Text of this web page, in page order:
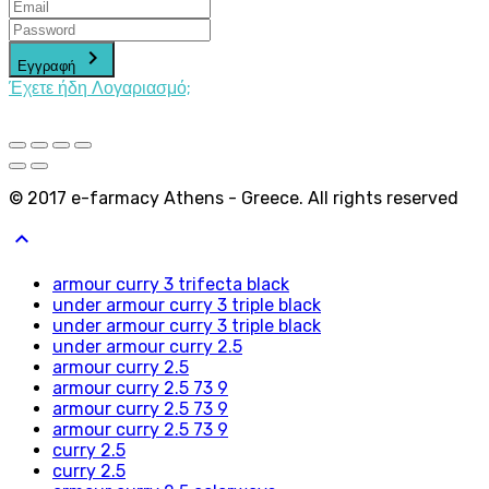
Εγγραφή keyboard_arrow_right
Έχετε ήδη Λογαριασμό;
© 2017 e-farmacy Athens - Greece. All rights reserved
keyboard_arrow_up
armour curry 3 trifecta black
under armour curry 3 triple black
under armour curry 3 triple black
under armour curry 2.5
armour curry 2.5
armour curry 2.5 73 9
armour curry 2.5 73 9
armour curry 2.5 73 9
curry 2.5
curry 2.5